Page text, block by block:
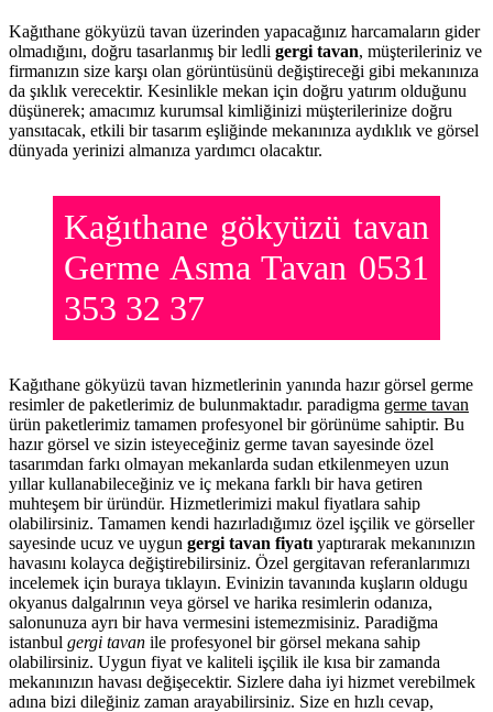
Kağıthane gökyüzü tavan üzerinden yapacağınız harcamaların gider
olmadığını, doğru tasarlanmış bir ledli gergi tavan, müşterileriniz ve
firmanızın size karşı olan görüntüsünü değiştireceği gibi mekanınıza
da şıklık verecektir. Kesinlikle mekan için doğru yatırım olduğunu
düşünerek; amacımız kurumsal kimliğinizi müşterilerinize doğru
yansıtacak, etkili bir tasarım eşliğinde mekanınıza aydıklık ve görsel
dünyada yerinizi almanıza yardımcı olacaktır.
Kağıthane gökyüzü tavan
Germe Asma Tavan 0531
353 32 37
Kağıthane gökyüzü tavan hizmetlerinin yanında hazır görsel germe
resimler de paketlerimiz de bulunmaktadır. paradigma germe tavan
ürün paketlerimiz tamamen profesyonel bir görünüme sahiptir. Bu
hazır görsel ve sizin isteyeceğiniz germe tavan sayesinde özel
tasarımdan farkı olmayan mekanlarda sudan etkilenmeyen uzun
yıllar kullanabileceğiniz ve iç mekana farklı bir hava getiren
muhteşem bir üründür. Hizmetlerimizi makul fiyatlara sahip
olabilirsiniz. Tamamen kendi hazırladığımız özel işçilik ve görseller
sayesinde ucuz ve uygun gergi tavan fiyatı yaptırarak mekanınızın
havasını kolayca değiştirebilirsiniz. Özel gergitavan referanlarımızı
incelemek için buraya tıklayın. Evinizin tavanında kuşların oldugu
okyanus dalgalrının veya görsel ve harika resimlerin odanıza,
salonunuza ayrı bir hava vermesini istemezmisiniz. Paradiğma
istanbul gergi tavan ile profesyonel bir görsel mekana sahip
olabilirsiniz. Uygun fiyat ve kaliteli işçilik ile kısa bir zamanda
mekanınızın havası değişecektir. Sizlere daha iyi hizmet verebilmek
adına bizi dileğiniz zaman arayabilirsiniz. Size en hızlı cevap,